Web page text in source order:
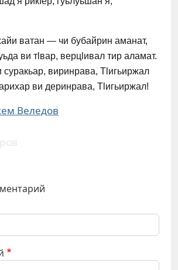
ватан — чи бубайрин аманат,
ви тӏвар, верцӏивал тир аламат.
виринрава, Тӏигьиржал
ви деринрава, Тӏигьиржал!
Веледов